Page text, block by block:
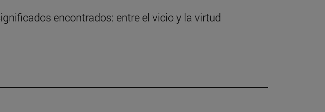
encontrados: entre el vicio y la virtud